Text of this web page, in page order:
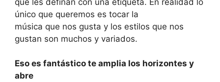
único que queremos es tocar la
música que nos gusta y los estilos que nos
gustan son muchos y variados.
Eso es fantástico te amplia los horizontes y
abre